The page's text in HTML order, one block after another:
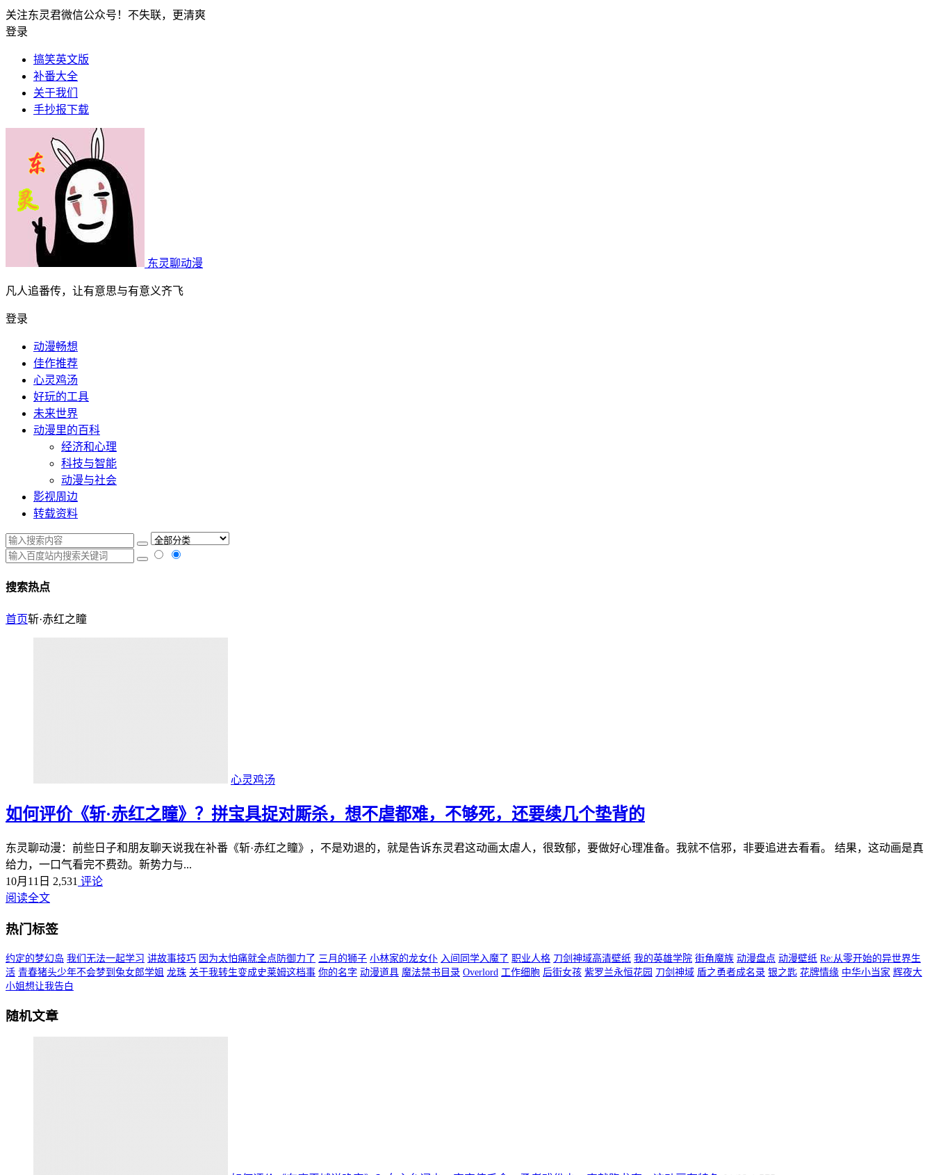
关注东灵君微信公众号！不失联，更清爽
登录
搞笑英文版
补番大全
关于我们
手抄报下载
东灵聊动漫
凡人追番传，让有意思与有意义齐飞
登录
动漫畅想
佳作推荐
心灵鸡汤
好玩的工具
未来世界
动漫里的百科
经济和心理
科技与智能
动漫与社会
影视周边
转载资料
搜索热点
首页斩·赤红之瞳
心灵鸡汤
如何评价《斩·赤红之瞳》？拼宝具捉对厮杀，想不虐都难，不够死，还要续几个垫背的
东灵聊动漫：前些日子和朋友聊天说我在补番《斩·赤红之瞳》，不是劝退的，就是告诉东灵君这动画太虐人，很致郁，要做好心理准备。我就不信邪，非要追进去看看。 结果，这动画是真
给力，一口气看完不费劲。新势力与...
10月11日 2,531 评论
阅读全文
热门标签
约定的梦幻岛 我们无法一起学习 讲故事技巧 因为太怕痛就全点防御力了 三月的狮子 小林家的龙女仆 入间同学入魔了 职业人格 刀剑神域高清壁纸 我的英雄学院 街角魔族 动漫盘点 动漫壁纸 Re:从零开始的异世界生
活 青春猪头少年不会梦到兔女郎学姐 龙珠 关于我转生变成史莱姆这档事 你的名字 动漫道具 魔法禁书目录 Overlord 工作细胞 后街女孩 紫罗兰永恒花园 刀剑神域 盾之勇者成名录 银之匙 花牌情缘 中华小当家 辉夜大
小姐想让我告白
随机文章